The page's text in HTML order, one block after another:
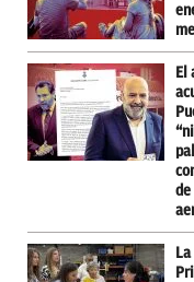
El
de